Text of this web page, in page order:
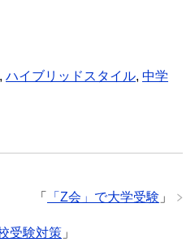
, ハイブリッドスタイル, 中学
「 「Z会」で大学受験 」
受験対策 」